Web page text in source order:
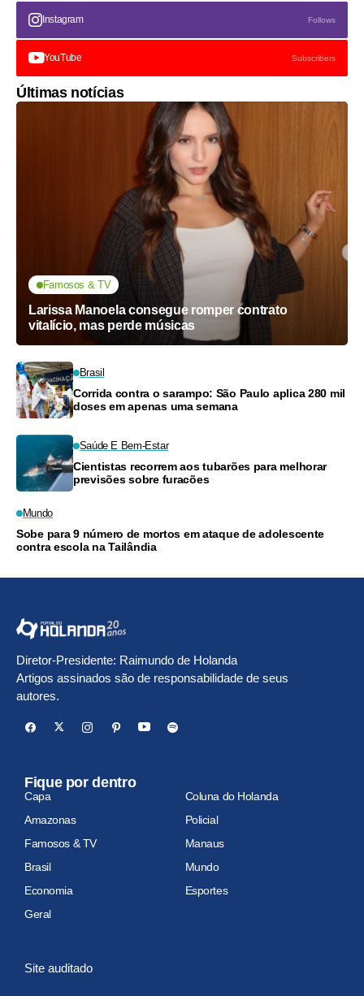
Instagram Follows
YouTube Subscribers
Últimas notícias
Famosos & TV
Larissa Manoela consegue romper contrato
vitalício, mas perde músicas
Brasil
Corrida contra o sarampo: São Paulo aplica 280 mil
doses em apenas uma semana
Saúde E Bem-Estar
Cientistas recorrem aos tubarões para melhorar
previsões sobre furacões
Mundo
Sobe para 9 número de mortos em ataque de adolescente
contra escola na Tailândia
Diretor-Presidente: Raimundo de Holanda
Artigos assinados são de responsabilidade de seus
autores.
Fique por dentro
Capa
Coluna do Holanda
Amazonas
Policial
Famosos & TV
Manaus
Brasil
Mundo
Economia
Esportes
Geral
Site auditado